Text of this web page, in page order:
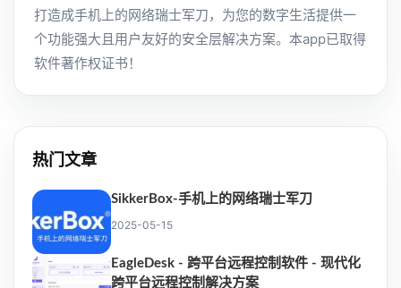
打造成手机上的网络瑞士军刀，为您的数字生活提供一
个功能强大且用户友好的安全层解决方案。本app已取得
软件著作权证书！
热门文章
SikkerBox-手机上的网络瑞士军刀
2025-05-15
EagleDesk - 跨平台远程控制软件 - 现代化
跨平台远程控制解决方案